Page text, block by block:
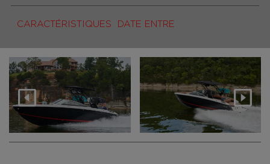
CARACTÉRISTIQUES DATE ENTRE